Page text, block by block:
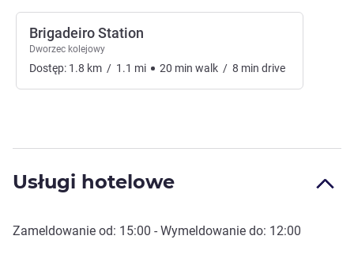
Brigadeiro Station
Dworzec kolejowy
Dostęp: 1.8 km / 1.1 mi 20 min walk / 8 min drive
Usługi hotelowe
Zameldowanie od: 15:00 - Wymeldowanie do: 12:00